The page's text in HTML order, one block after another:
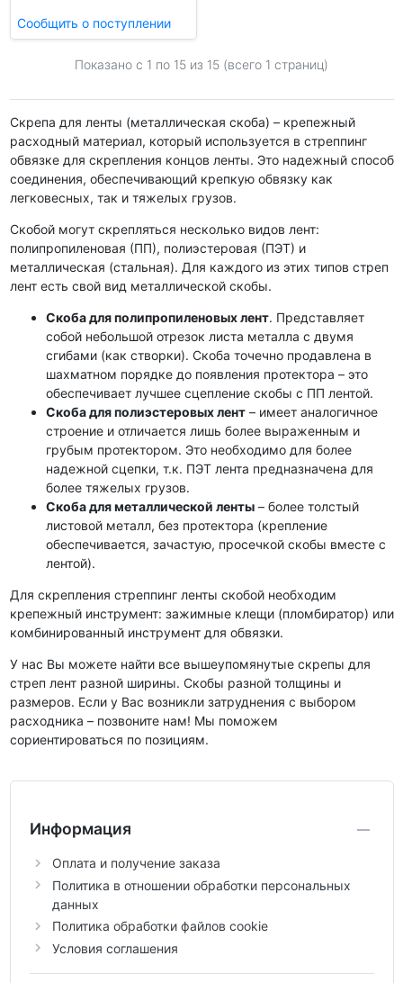
Сообщить о поступлении
Показано с 1 по 15 из 15 (всего 1 страниц)
Скрепа для ленты (металлическая скоба) – крепежный
расходный материал, который используется в стреппинг
обвязке для скрепления концов ленты. Это надежный способ
соединения, обеспечивающий крепкую обвязку как
легковесных, так и тяжелых грузов.
Скобой могут скрепляться несколько видов лент:
полипропиленовая (ПП), полиэстеровая (ПЭТ) и
металлическая (стальная). Для каждого из этих типов стреп
лент есть свой вид металлической скобы.
Скоба для полипропиленовых лент. Представляет
собой небольшой отрезок листа металла с двумя
сгибами (как створки). Скоба точечно продавлена в
шахматном порядке до появления протектора – это
обеспечивает лучшее сцепление скобы с ПП лентой.
Скоба для полиэстеровых лент– имеет аналогичное
строение и отличается лишь более выраженным и
грубым протектором. Это необходимо для более
надежной сцепки, т.к. ПЭТ лента предназначена для
более тяжелых грузов.
Скоба для металлической ленты– более толстый
листовой металл, без протектора (крепление
обеспечивается, зачастую, просечкой скобы вместе с
лентой).
Для скрепления стреппинг ленты скобой необходим
крепежный инструмент: зажимные клещи (пломбиратор) или
комбинированный инструмент для обвязки.
У нас Вы можете найти все вышеупомянутые скрепы для
стреп лент разной ширины. Скобы разной толщины и
размеров. Если у Вас возникли затруднения с выбором
расходника – позвоните нам! Мы поможем
сориентироваться по позициям.
Информация
Оплата и получение заказа
Политика в отношении обработки персональных
данных
Политика обработки файлов cookie
Условия соглашения